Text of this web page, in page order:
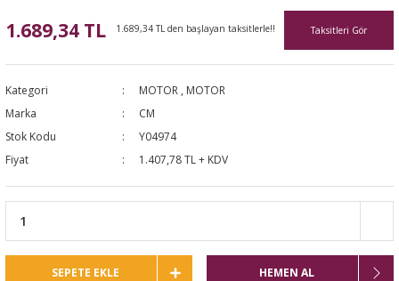
1.689,34 TL 1.689,34 TL den başlayan taksitlerle!! Taksitleri Gör
Kategori MOTOR , MOTOR
Marka
CM
Stok Kodu
Y04974
Fiyat
1.407,78 TL + KDV
SEPETE EKLE HEMEN AL